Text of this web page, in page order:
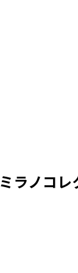
ミラノコ